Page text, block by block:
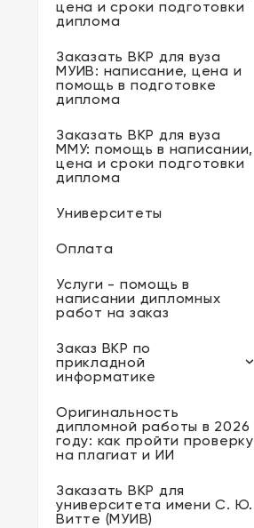
цена и сроки подготовки
диплома
Заказать ВКР для вуза
МУИВ: написание, цена и
помощь в подготовке
диплома
Заказать ВКР для вуза
ММУ: помощь в написании,
цена и сроки подготовки
диплома
Университеты
Оплата
Услуги - помощь в
написании дипломных
работ на заказ
Заказ ВКР по
прикладной
информатике
Оригинальность
дипломной работы в 2026
году: как пройти проверку
на плагиат и ИИ
Заказать ВКР для
университета имени С. Ю.
Витте (МУИВ)